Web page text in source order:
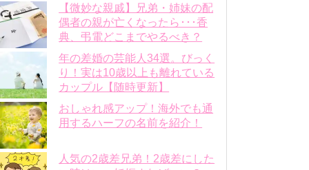
【微妙な親戚】兄弟・姉妹の配
偶者の親が亡くなったら･･･香
典、弔電どこまでやるべき？
年の差婚の芸能人34選。びっく
り！実は10歳以上も離れている
カップル【随時更新】
おしゃれ感アップ！海外でも通
用するハーフの名前を紹介！
人気の2歳差兄弟！2歳差にした